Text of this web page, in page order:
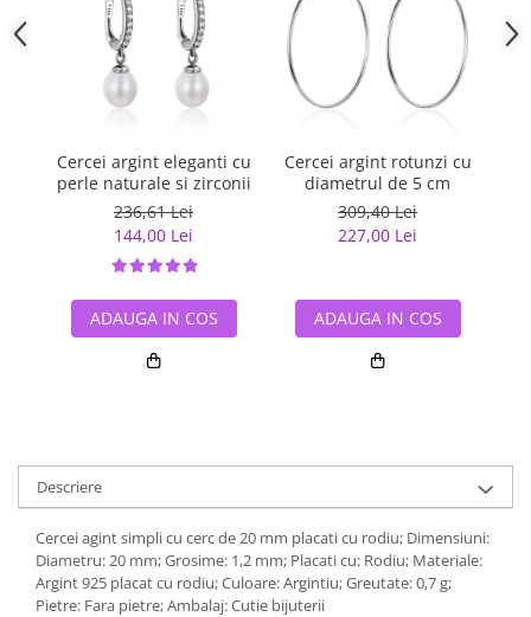
Cercei argint eleganti cu
perle naturale si zirconii
236,61 Lei
144,00 Lei
ADAUGA IN COS
Cercei argint rotunzi cu
diametrul de 5 cm
309,40 Lei
227,00 Lei
ADAUGA IN COS
Descriere
Cercei agint simpli cu cerc de 20 mm placati cu rodiu; Dimensiuni:
Diametru: 20 mm; Grosime: 1,2 mm; Placati cu: Rodiu; Materiale:
Argint 925 placat cu rodiu; Culoare: Argintiu; Greutate: 0,7 g;
Pietre: Fara pietre; Ambalaj: Cutie bijuterii